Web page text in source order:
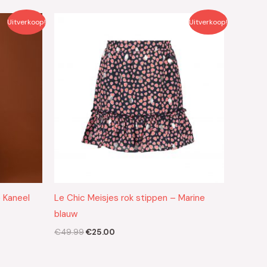
Uitverkoop! Uitverkoop!
Le Chic Meisjes rok stippen – Marine
blauw
€49.99
€49.99.
€25.00
is:
€25.00.